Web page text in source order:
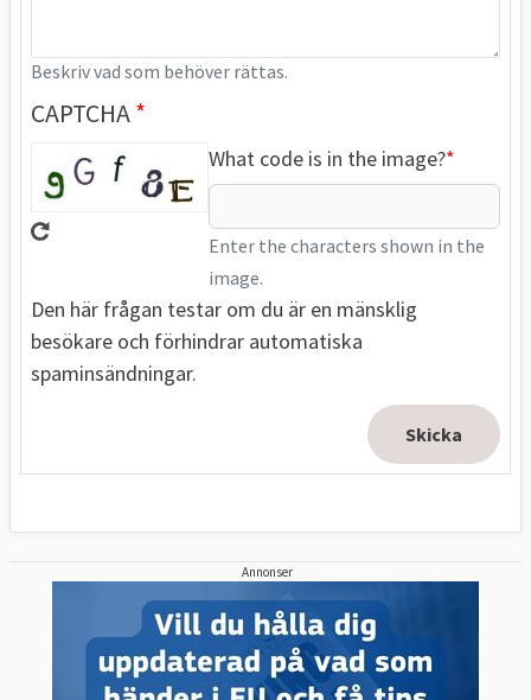
Beskriv vad som behöver rättas.
CAPTCHA
What code is in the image?
Enter the characters shown in the
image.
Den här frågan testar om du är en mänsklig
besökare och förhindrar automatiska
spaminsändningar.
Annonser